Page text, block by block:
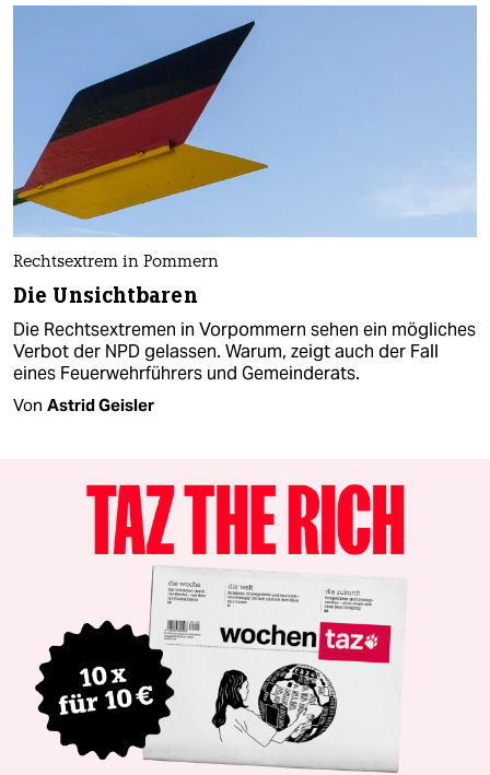
Rechtsextrem in Pommern
Die Unsichtbaren
Die Rechtsextremen in Vorpommern sehen ein mögliches
Verbot der NPD gelassen. Warum, zeigt auch der Fall
eines Feuerwehrführers und Gemeinderats.
Von Astrid Geisler